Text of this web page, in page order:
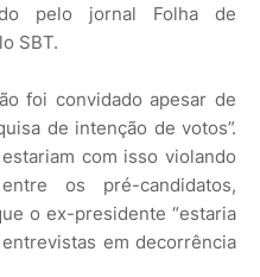
pelo jornal Folha de
SBT.
foi convidado apesar de
de intenção de votos”.
com isso violando
os pré-candidatos,
o ex-presidente “estaria
em decorrência